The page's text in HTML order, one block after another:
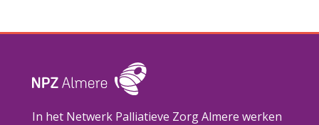
In het Netwerk Palliatieve Zorg Almere werken